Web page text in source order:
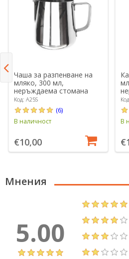
Чаша за разпенване на
мляко, 300 мл,
неръждаема стомана
Код: A25S
(6)
В наличност
€10,00
В
Мнения
5.00